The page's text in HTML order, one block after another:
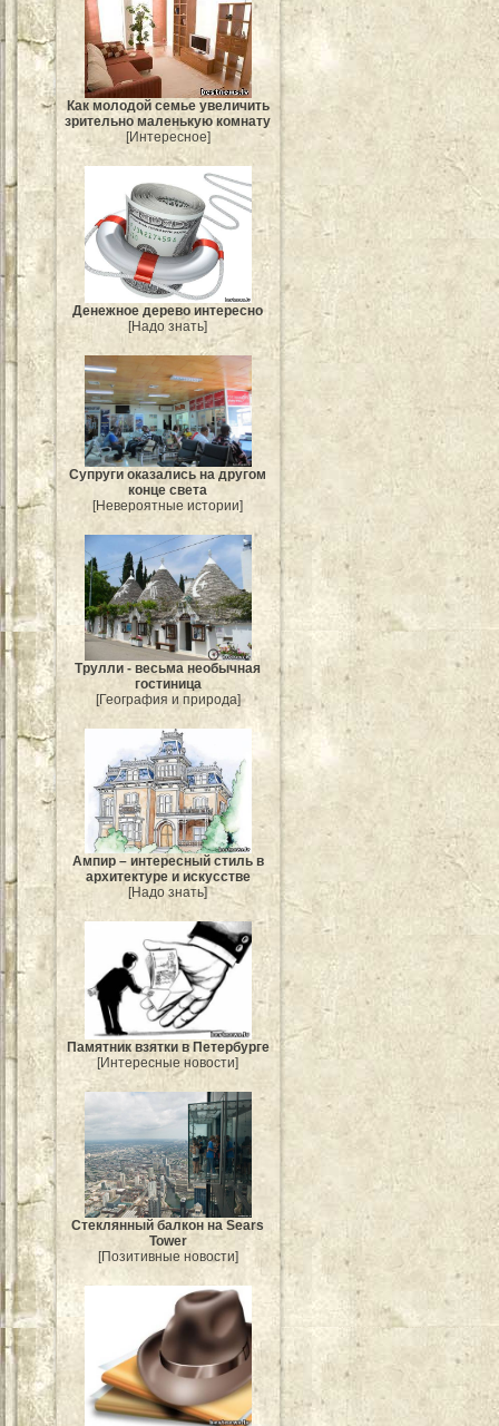
Как молодой семье увеличить
зрительно маленькую комнату
[Интересное]
Денежное дерево интересно
[Надо знать]
Супруги оказались на другом
конце света
[Невероятные истории]
Трулли - весьма необычная
гостиница
[География и природа]
Ампир – интересный стиль в
архитектуре и искусстве
[Надо знать]
Памятник взятки в Петербурге
[Интересные новости]
Стеклянный балкон на Sears
Tower
[Позитивные новости]